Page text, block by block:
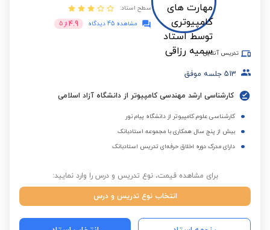
سطح استاد:
مشاهده 45 دیدگاه
4.9 از 5
تدریس آنلاین
513 جلسه موفق
کارشناسی ارشد مهندسی کامپیوتر از دانشگاه آزاد اسلامی
کارشناسی علوم کامپیوتر از دانشگاه پیام نور
بیش از پنج سال همکاری با مجموعه استادبانک
دارای مدرک دوره اخلاق حرفه‌ای تدریس استادبانک
برای مشاهده قیمت، نوع تدریس و درس را وارد نمایید:
انتخاب نوع تدریس و درس